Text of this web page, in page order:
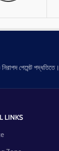
পেমেন্ট পদ্ধতিতে।
LINKS